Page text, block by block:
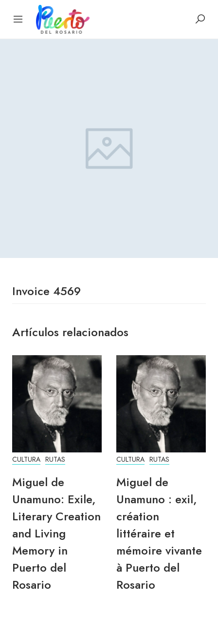
Invoice 4569
Artículos relacionados
CULTURA RUTAS
Miguel de
Unamuno: Exile,
Literary Creation
and Living
Memory in
Puerto del
Rosario
CULTURA RUTAS
Miguel de
Unamuno : exil,
création
littéraire et
mémoire vivante
à Puerto del
Rosario